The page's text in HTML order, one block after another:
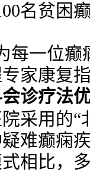
贫困癫
一位癫
家康复
诊疗法
用的“
难癫痫
相比，